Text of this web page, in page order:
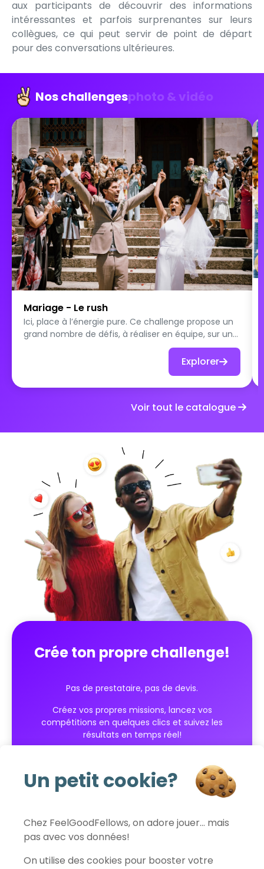
aux participants de découvrir des informations
intéressantes et parfois surprenantes sur leurs
collègues, ce qui peut servir de point de départ
pour des conversations ultérieures.
Nos challengesphoto & vidéo
Mariage - Le rush
Ici, place à l’énergie pure. Ce challenge propose un
grand nombre de défis, à réaliser en équipe, sur un
temps limité. Les invités courent, improvisent,
inventent, se mettent en scène et enchaînent les
actions… en sachant qu’ils n’auront jamais le temps
compte. Le but n’est pas de tout réussir, mais de
et de transformer un moment du mariage en
véritable explosion de fun collectif. Un défi intense,
joyeux et mémorable, où le seul mot d’ordre est :
lâchez-vous 💥📸
Explorer
Voir tout le catalogue
Crée ton propre challenge!
Pas de prestataire, pas de devis.
Créez vos propres missions, lancez vos
compétitions en quelques clics et suivez les
résultats en temps réel!
Commencer gratuitement
Un petit cookie?
Chez FeelGoodFellows, on adore jouer… mais
pas avec vos données!
On utilise des cookies pour booster votre
FeelGoodFellows